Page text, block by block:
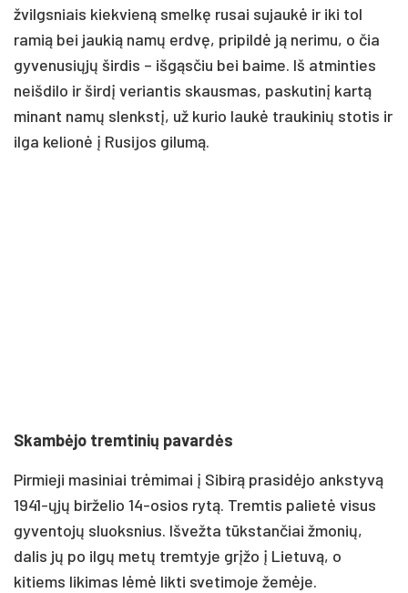
žvilgsniais kiekvieną smelkę rusai sujaukė ir iki tol
ramią bei jaukią namų erdvę, pripildė ją nerimu, o čia
gyvenusiųjų širdis – išgąsčiu bei baime. Iš atminties
neišdilo ir širdį veriantis skausmas, paskutinį kartą
minant namų slenkstį, už kurio laukė traukinių stotis ir
ilga kelionė į Rusijos gilumą.
Skambėjo tremtinių pavardės
Pirmieji masiniai trėmimai į Sibirą prasidėjo ankstyvą
1941-ųjų birželio 14-osios rytą. Tremtis palietė visus
gyventojų sluoksnius. Išvežta tūkstančiai žmonių,
dalis jų po ilgų metų tremtyje grįžo į Lietuvą, o
kitiems likimas lėmė likti svetimoje žemėje.